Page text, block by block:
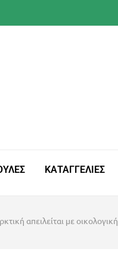
ΚΑΤΑΓΓΕΛΙΕΣ
απειλείται με